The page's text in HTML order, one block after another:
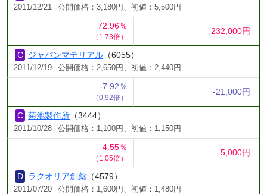
2011/12/21 公開価格：3,180円、初値：5,500円
72.96％
（1.73倍）
232,000円
ジャパンマテリアル （6055）
2011/12/19 公開価格：2,650円、初値：2,440円
-7.92％
（0.92倍）
-21,000円
菊池製作所 （3444）
2011/10/28 公開価格：1,100円、初値：1,150円
4.55％
（1.05倍）
5,000円
ラクオリア創薬 （4579）
2011/07/20 公開価格：1,600円、初値：1,480円